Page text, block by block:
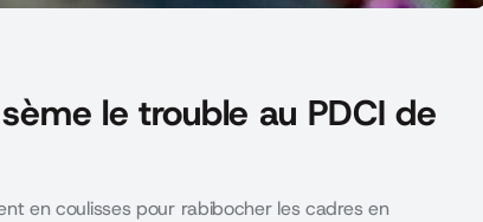
le trouble au PDCI de
en coulisses pour rabibocher les cadres en